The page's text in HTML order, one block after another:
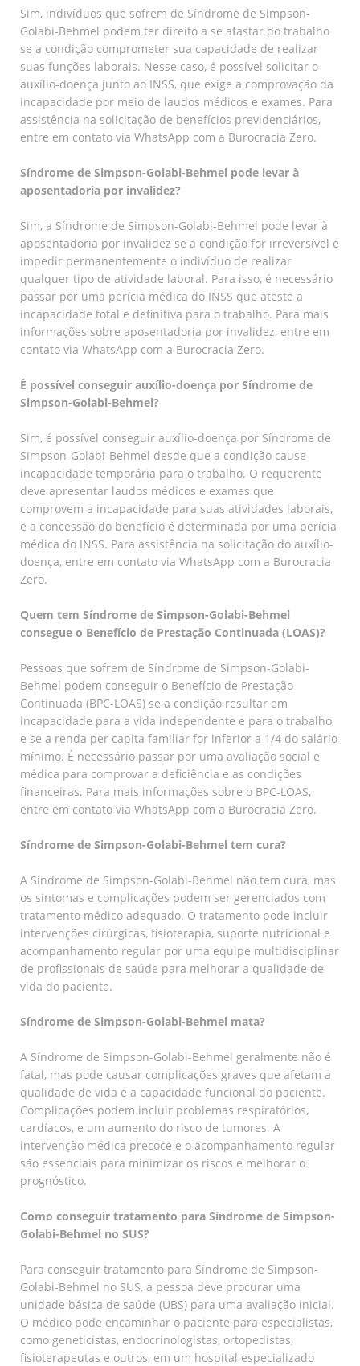
Sim, indivíduos que sofrem de Síndrome de Simpson-
Golabi-Behmel podem ter direito a se afastar do trabalho
se a condição comprometer sua capacidade de realizar
suas funções laborais. Nesse caso, é possível solicitar o
auxílio-doença junto ao INSS, que exige a comprovação da
incapacidade por meio de laudos médicos e exames. Para
assistência na solicitação de benefícios previdenciários,
entre em contato via WhatsApp com a Burocracia Zero.
Síndrome de Simpson-Golabi-Behmel pode levar à
aposentadoria por invalidez?
Sim, a Síndrome de Simpson-Golabi-Behmel pode levar à
aposentadoria por invalidez se a condição for irreversível e
impedir permanentemente o indivíduo de realizar
qualquer tipo de atividade laboral. Para isso, é necessário
passar por uma perícia médica do INSS que ateste a
incapacidade total e definitiva para o trabalho. Para mais
informações sobre aposentadoria por invalidez, entre em
contato via WhatsApp com a Burocracia Zero.
É possível conseguir auxílio-doença por Síndrome de
Simpson-Golabi-Behmel?
Sim, é possível conseguir auxílio-doença por Síndrome de
Simpson-Golabi-Behmel desde que a condição cause
incapacidade temporária para o trabalho. O requerente
deve apresentar laudos médicos e exames que
comprovem a incapacidade para suas atividades laborais,
e a concessão do benefício é determinada por uma perícia
médica do INSS. Para assistência na solicitação do auxílio-
doença, entre em contato via WhatsApp com a Burocracia
Zero.
Quem tem Síndrome de Simpson-Golabi-Behmel
consegue o Benefício de Prestação Continuada (LOAS)?
Pessoas que sofrem de Síndrome de Simpson-Golabi-
Behmel podem conseguir o Benefício de Prestação
Continuada (BPC-LOAS) se a condição resultar em
incapacidade para a vida independente e para o trabalho,
e se a renda per capita familiar for inferior a 1/4 do salário
mínimo. É necessário passar por uma avaliação social e
médica para comprovar a deficiência e as condições
financeiras. Para mais informações sobre o BPC-LOAS,
entre em contato via WhatsApp com a Burocracia Zero.
Síndrome de Simpson-Golabi-Behmel tem cura?
A Síndrome de Simpson-Golabi-Behmel não tem cura, mas
os sintomas e complicações podem ser gerenciados com
tratamento médico adequado. O tratamento pode incluir
intervenções cirúrgicas, fisioterapia, suporte nutricional e
acompanhamento regular por uma equipe multidisciplinar
de profissionais de saúde para melhorar a qualidade de
vida do paciente.
Síndrome de Simpson-Golabi-Behmel mata?
A Síndrome de Simpson-Golabi-Behmel geralmente não é
fatal, mas pode causar complicações graves que afetam a
qualidade de vida e a capacidade funcional do paciente.
Complicações podem incluir problemas respiratórios,
cardíacos, e um aumento do risco de tumores. A
intervenção médica precoce e o acompanhamento regular
são essenciais para minimizar os riscos e melhorar o
prognóstico.
Como conseguir tratamento para Síndrome de Simpson-
Golabi-Behmel no SUS?
Para conseguir tratamento para Síndrome de Simpson-
Golabi-Behmel no SUS, a pessoa deve procurar uma
unidade básica de saúde (UBS) para uma avaliação inicial.
O médico pode encaminhar o paciente para especialistas,
como geneticistas, endocrinologistas, ortopedistas,
fisioterapeutas e outros, em um hospital especializado